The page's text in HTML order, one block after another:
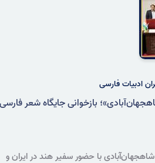
خواهد شد.
ادبیات فارسی
بازخوانی جایگاه شعر
با حضور سفیر هند در ایران و